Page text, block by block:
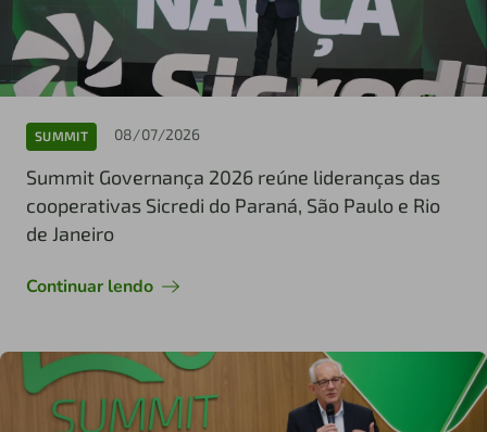
SUMMIT 08/07/2026
Summit Governança 2026 reúne lideranças das
cooperativas Sicredi do Paraná, São Paulo e Rio
de Janeiro
Continuar lendo